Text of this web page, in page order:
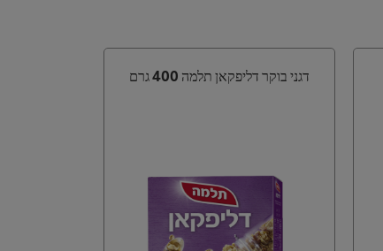
דגני בוקר דליפקאן תלמה 400 גרם